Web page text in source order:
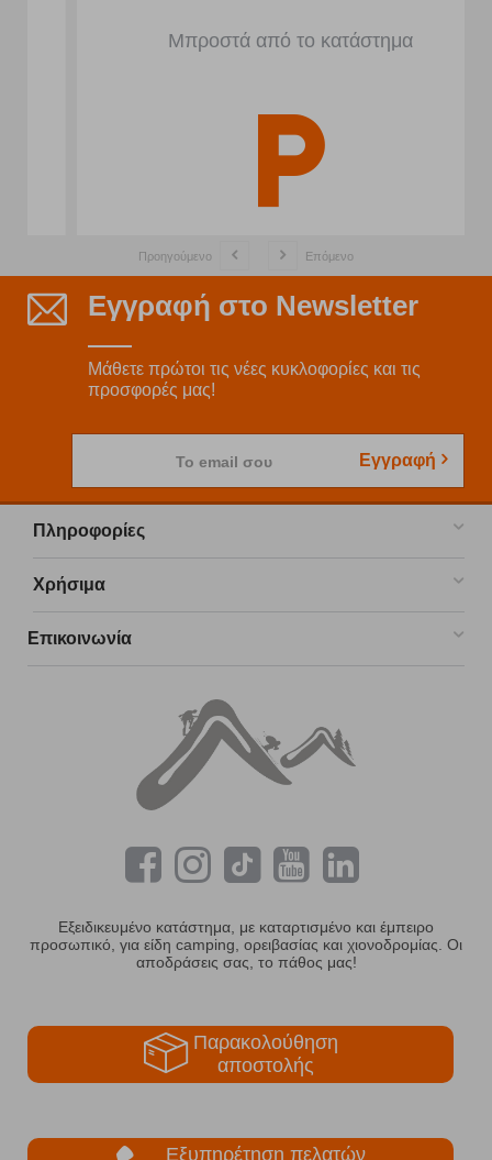
Μπροστά από το κατάστημα
Προηγούμενο Επόμενο
Εγγραφή στο Newsletter
Μάθετε πρώτοι τις νέες κυκλοφορίες και τις
προσφορές μας!
Το email σου Εγγραφή
Πληροφορίες
Χρήσιμα
Επικοινωνία
Εξειδικευμένο κατάστημα, με καταρτισμένο και έμπειρο
προσωπικό, για είδη camping, ορειβασίας και χιονοδρομίας. Οι
αποδράσεις σας, το πάθος μας!
Παρακολούθηση
αποστολής
Εξυπηρέτηση πελατών